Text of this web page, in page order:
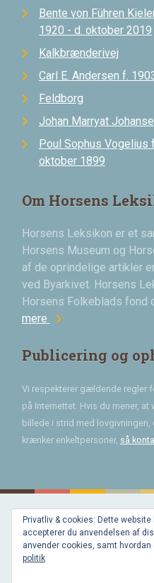
Bente von Führen
1920 - d. oktober 2019
Kalkbrænderivej
Carl E. Andersen f.
Feldborg
Johan Marryat
Poul Sophus Vogelius
oktober 1899
Om Horsens
Horsens Leksikon er et
Horsens Museum og
af de oprindelige artikler
ved Byarkivet. Horsens
Horsens Folkeblads fond
mere chevron_right
Publicering og
Vi respekterer gældende regler
på Internettet. Hvis du mener,
billede i strid med lovgivningen,
krænker enkeltpersoner, så
Privatliv & cookies: Dette
accepterer du anvendelsen af
anvender cookies, samt hvordan
politik